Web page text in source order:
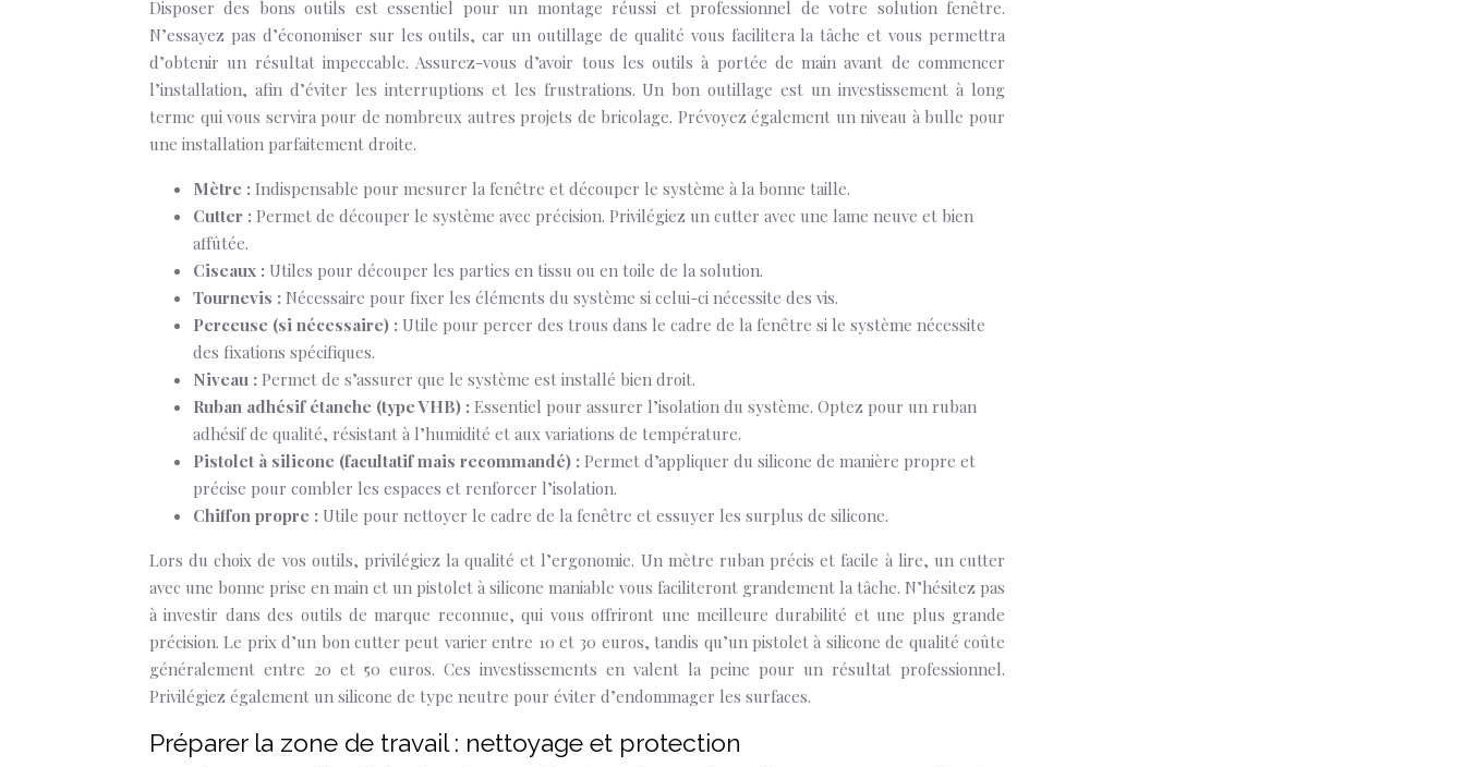
Disposer des bons outils est essentiel pour un montage réussi et professionnel de votre solution fenêtre.
N’essayez pas d’économiser sur les outils, car un outillage de qualité vous facilitera la tâche et vous permettra
d’obtenir un résultat impeccable. Assurez-vous d’avoir tous les outils à portée de main avant de commencer
l’installation, afin d’éviter les interruptions et les frustrations. Un bon outillage est un investissement à long
terme qui vous servira pour de nombreux autres projets de bricolage. Prévoyez également un niveau à bulle pour
une installation parfaitement droite.
Mètre : Indispensable pour mesurer la fenêtre et découper le système à la bonne taille.
Cutter : Permet de découper le système avec précision. Privilégiez un cutter avec une lame neuve et bien
affûtée.
Ciseaux : Utiles pour découper les parties en tissu ou en toile de la solution.
Tournevis : Nécessaire pour fixer les éléments du système si celui-ci nécessite des vis.
Perceuse (si nécessaire) : Utile pour percer des trous dans le cadre de la fenêtre si le système nécessite
des fixations spécifiques.
Niveau : Permet de s’assurer que le système est installé bien droit.
Ruban adhésif étanche (type VHB) : Essentiel pour assurer l’isolation du système. Optez pour un ruban
adhésif de qualité, résistant à l’humidité et aux variations de température.
Pistolet à silicone (facultatif mais recommandé) : Permet d’appliquer du silicone de manière propre et
précise pour combler les espaces et renforcer l’isolation.
Chiffon propre : Utile pour nettoyer le cadre de la fenêtre et essuyer les surplus de silicone.
Lors du choix de vos outils, privilégiez la qualité et l’ergonomie. Un mètre ruban précis et facile à lire, un cutter
avec une bonne prise en main et un pistolet à silicone maniable vous faciliteront grandement la tâche. N’hésitez pas
à investir dans des outils de marque reconnue, qui vous offriront une meilleure durabilité et une plus grande
précision. Le prix d’un bon cutter peut varier entre 10 et 30 euros, tandis qu’un pistolet à silicone de qualité coûte
généralement entre 20 et 50 euros. Ces investissements en valent la peine pour un résultat professionnel.
Privilégiez également un silicone de type neutre pour éviter d’endommager les surfaces.
Préparer la zone de travail : nettoyage et protection